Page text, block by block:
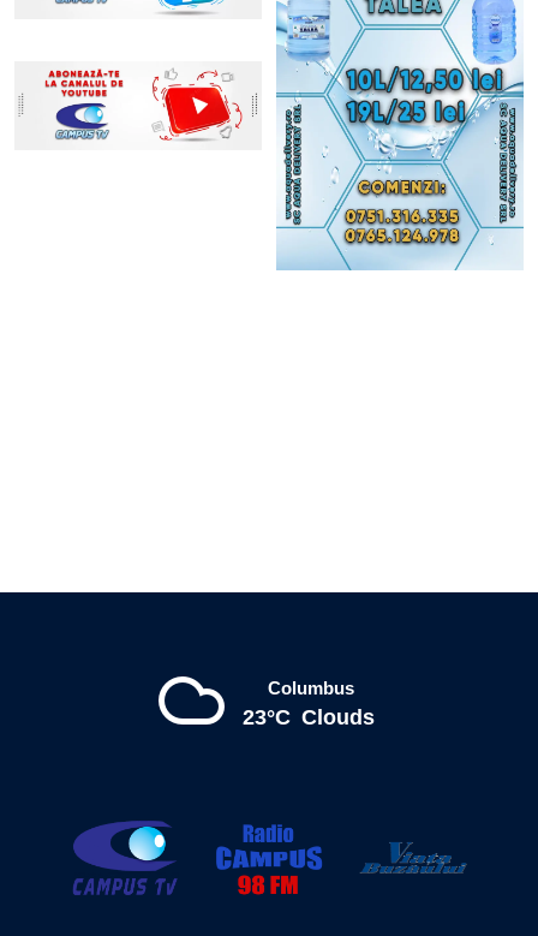
Columbus
23°C Clouds